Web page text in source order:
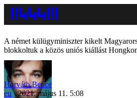
A német külügyminiszter kikelt
blokkoltuk a közös uniós kiállást
Horváth Bence
eu
2021. május 11. 5:08